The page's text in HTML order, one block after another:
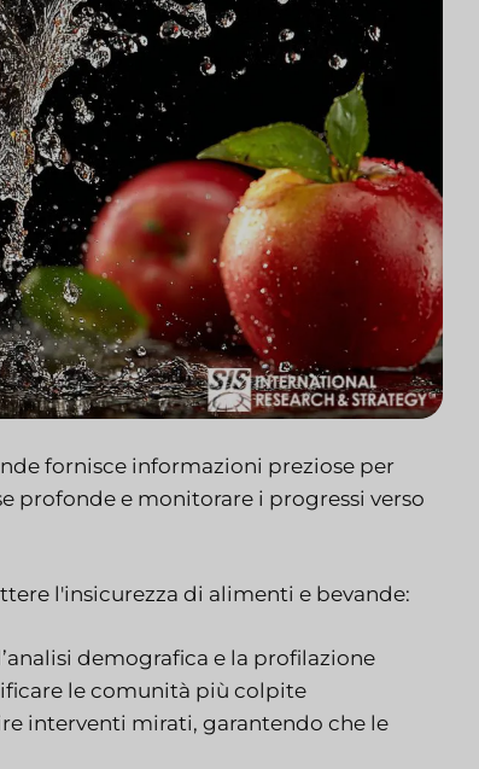
fornisce informazioni preziose per
profonde e monitorare i progressi verso
l'insicurezza di alimenti e bevande:
demografica e la profilazione
le comunità più colpite
interventi mirati, garantendo che le